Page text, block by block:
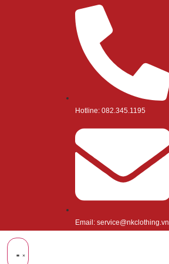
Hotline: 082.345.1195
Email: service@nkclothing.vn